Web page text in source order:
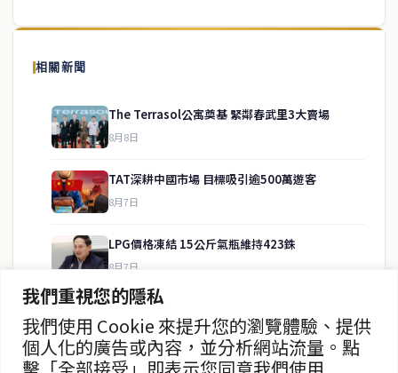
我們重視您的隱私
我們使用 Cookie 來提升您的瀏覽體驗、提供
個人化的廣告或內容，並分析網站流量。點
擊「全部接受」即表示您同意我們使用
相關新聞
The Terrasol公寓奠基 緊鄰春武里3大賣場
8月8日
TAT深耕中國市場 目標吸引逾500萬遊客
8月7日
LPG價格凍結 15公斤氣瓶維持423銖
8月7日
政府儲蓄債券超額認購8.2倍
8月7日
泰國中文新聞（TCN）是一家總部設於曼谷的中文新聞媒體，致力於
供即時、客觀、多元的中文新聞內容。
房地產
聯絡資訊
歡迎來信洽詢合作事宜